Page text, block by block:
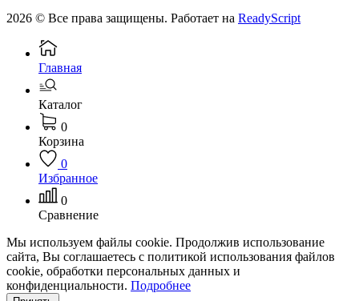
2026 © Все права защищены. Работает на ReadyScript
Главная
Каталог
0
Корзина
0
Избранное
0
Сравнение
Мы используем файлы cookie. Продолжив использование
сайта, Вы соглашаетесь с политикой использования файлов
cookie, обработки персональных данных и
конфиденциальности. Подробнее